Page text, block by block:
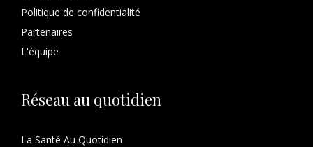
Politique de confidentialité
Partenaires
L'équipe
Réseau au quotidien
La Santé Au Quotidien